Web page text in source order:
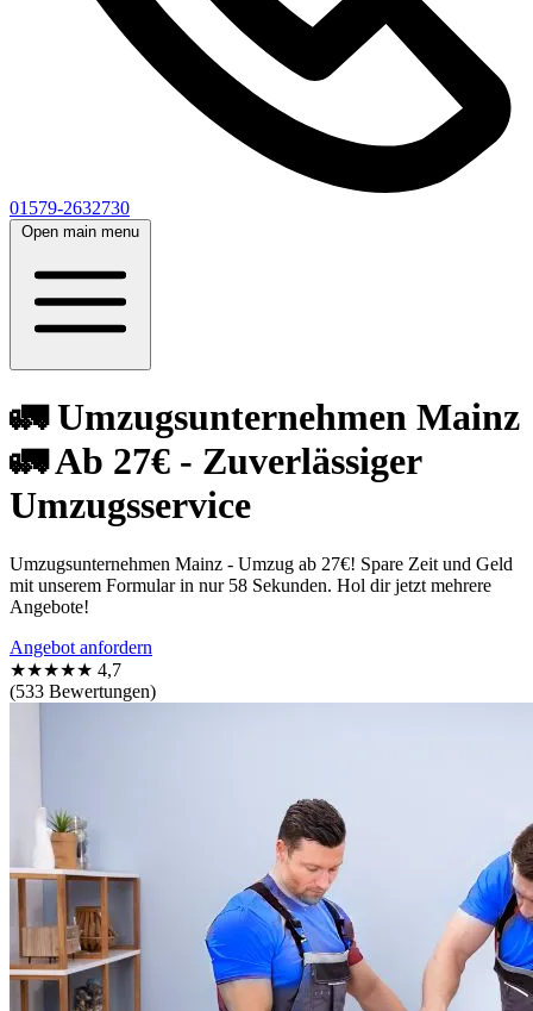
01579-2632730
Open main menu
🚛 Umzugsunternehmen Mainz
🚛 Ab 27€ - Zuverlässiger
Umzugsservice
Umzugsunternehmen Mainz - Umzug ab 27€! Spare Zeit und Geld
mit unserem Formular in nur 58 Sekunden. Hol dir jetzt mehrere
Angebote!
Angebot anfordern
★★★★★ 4,7
(533 Bewertungen)